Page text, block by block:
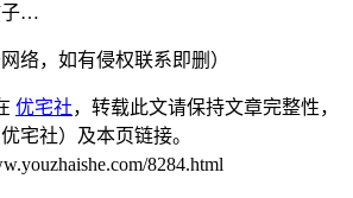
子…
络，如有侵权联系即删）
优宅社，转载此文请保持文章完整性，
宅社）及本页链接。
8284.html